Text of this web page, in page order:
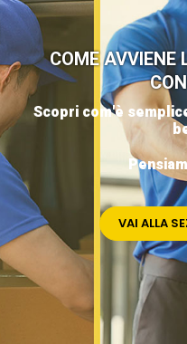
COME AVVIENE
Scopri com'è
VAI ALLA